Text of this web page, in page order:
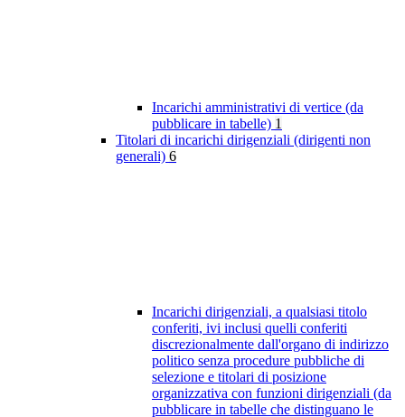
Incarichi amministrativi di vertice (da
pubblicare in tabelle) 1
Titolari di incarichi dirigenziali (dirigenti non
generali) 6
Incarichi dirigenziali, a qualsiasi titolo
conferiti, ivi inclusi quelli conferiti
discrezionalmente dall'organo di indirizzo
politico senza procedure pubbliche di
selezione e titolari di posizione
organizzativa con funzioni dirigenziali (da
pubblicare in tabelle che distinguano le